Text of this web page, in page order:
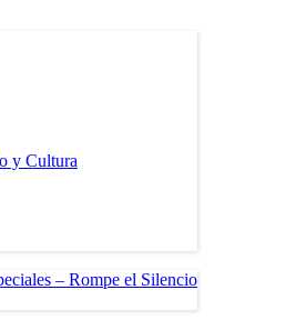
y Cultura
– Rompe el Silencio